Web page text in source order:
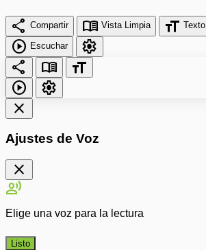
share Compartir menu_book Vista Limpia format_size Texto
play_circle Escuchar
settings
share
menu_book
format_size
play_circle
settings
close
Ajustes de Voz
close
record_voice_over
Elige una voz para la lectura
Listo